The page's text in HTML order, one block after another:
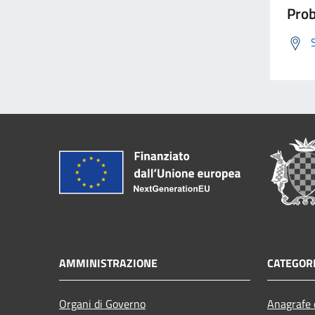
AMMINISTRAZIONE
Organi di Governo